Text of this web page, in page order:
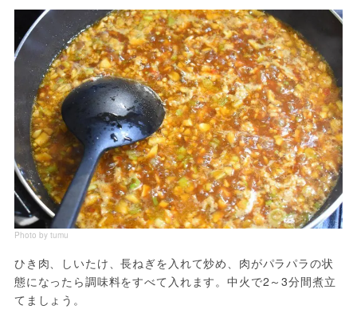
Photo by tumu
ひき肉、しいたけ、長ねぎを入れて炒め、肉がパラパラの状
態になったら調味料をすべて入れます。中火で2～3分間煮立
てましょう。